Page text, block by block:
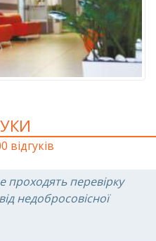
відгуків
проходять перевірку
недобросовісної